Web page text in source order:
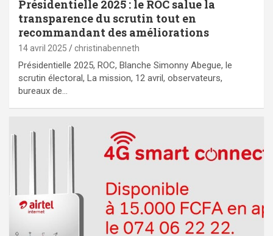
Présidentielle 2025 : le ROC salue la
transparence du scrutin tout en
recommandant des améliorations
14 avril 2025 christinabenneth
Présidentielle 2025, ROC, Blanche Simonny Abegue, le
scrutin électoral, La mission, 12 avril, observateurs,
bureaux de…